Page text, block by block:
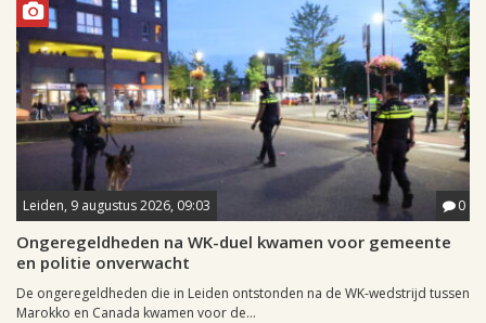
Leiden, 9 augustus 2026, 09:03 0
Ongeregeldheden na WK-duel kwamen voor gemeente
en politie onverwacht
De ongeregeldheden die in Leiden ontstonden na de WK-wedstrijd tussen
Marokko en Canada kwamen voor de...